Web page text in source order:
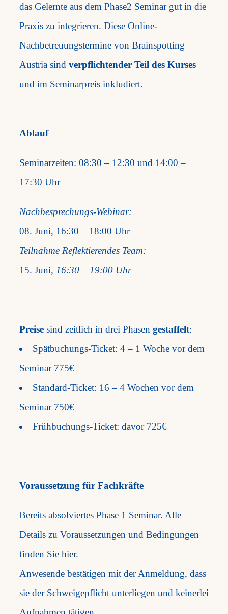
das Gelernte aus dem Phase2 Seminar gut in die
Praxis zu integrieren. Diese Online-
Nachbetreuungstermine von Brainspotting
Austria sind verpflichtender Teil des Kurses
und im Seminarpreis inkludiert.
Ablauf
Seminarzeiten: 08:30 – 12:30 und 14:00 –
17:30 Uhr
Nachbesprechungs-Webinar:
08. Juni, 16:30 – 18:00 Uhr
Teilnahme Reflektierendes Team:
15. Juni, 16:30 – 19:00 Uhr
Preise sind zeitlich in drei Phasen gestaffelt:
Spätbuchungs-Ticket: 4 – 1 Woche vordem
Seminar 775€
Standard-Ticket: 16 – 4 Wochen vordem
Seminar 750€
Frühbuchungs-Ticket: davor 725€
Voraussetzung für Fachkräfte
Bereits absolviertes Phase 1 Seminar. Alle
Details zu Voraussetzungen und Bedingungen
finden Sie hier.
Anwesende bestätigen mit der Anmeldung, dass
sie der Schweigepflicht unterliegen und keinerlei